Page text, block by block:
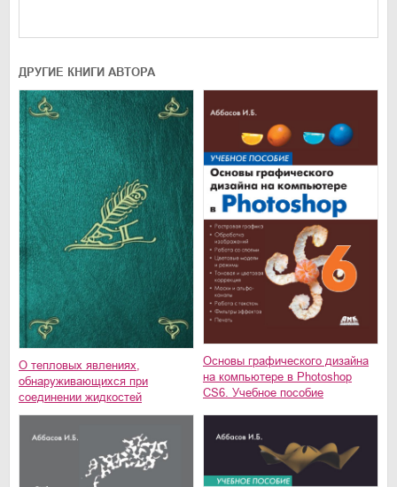
ДРУГИЕ КНИГИ АВТОРА
О тепловых явлениях,
обнаруживающихся при
соединении жидкостей
Основы графического дизайна
на компьютере в Photoshop
CS6. Учебное пособие